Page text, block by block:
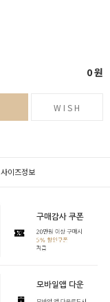
0원
WISH
사이즈정보